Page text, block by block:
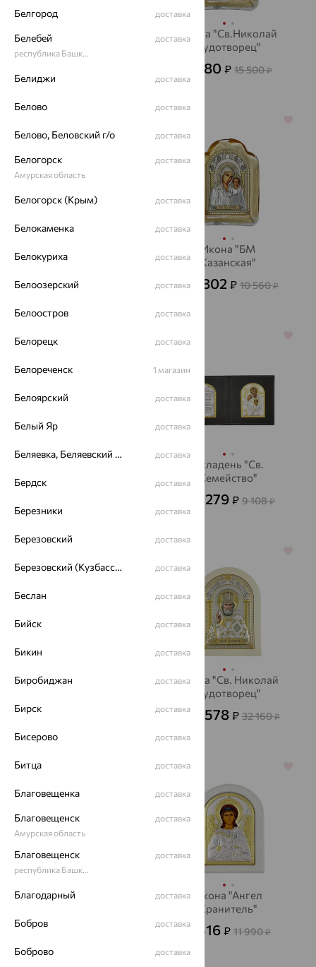
Икона "Св.Георгий
Икона "Св.Николай
Чудотворец"
5 580₽ 15 500₽
Казанская"
от 3 136
Икона "БМ
Казанская"
от 3 802 ₽ 10 560₽
Икона "Казанская
Складень "Св.
Семейство"
3 279 ₽ 9 108₽
Икона "БМ
5 067
Икона "Св. Николай
Чудотворец"
11 578 ₽ 32 160₽
64%
Икона "Триптих,
14 057
64%
Икона "Ангел
Хранитель"
4 316 ₽ 11 990₽
Белгород доставка
Белебей
республика Башкортостан
доставка
Белиджи доставка
Белово доставка
Белово, Беловский г/о доставка
Белогорск
Амурская область
доставка
Белогорск (Крым) доставка
Белокаменка доставка
Белокуриха доставка
Белоозерский доставка
Белоостров доставка
Белорецк доставка
Белореченск 1 магазин
Белоярский доставка
Белый Яр доставка
Беляевка, Беляевский р-он доставка
Бердск доставка
Березники доставка
Березовский доставка
Березовский (Кузбасс), Берёзовский г/о доставка
Беслан доставка
Бийск доставка
Бикин доставка
Биробиджан доставка
Бирск доставка
Бисерово доставка
Битца доставка
Благовещенка доставка
Благовещенск
Амурская область
доставка
Благовещенск
республика Башкортостан
доставка
Благодарный доставка
Бобров доставка
Боброво доставка